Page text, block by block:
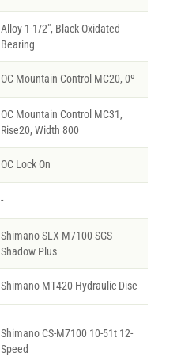
Alloy 1-1/2", Black Oxidated
Bearing
OC Mountain Control MC20, 0º
OC Mountain Control MC31,
Rise20, Width 800
OC Lock On
-
Shimano SLX M7100 SGS
Shadow Plus
Shimano MT420 Hydraulic Disc
Shimano CS-M7100 10-51t 12-
Speed